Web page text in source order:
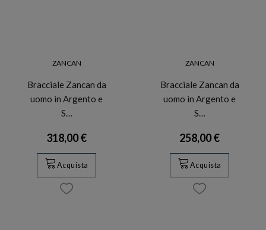
ZANCAN
Bracciale Zancan da
uomo in Argento e
S…
318,00 €
Acquista
ZANCAN
Bracciale Zancan da
uomo in Argento e
S…
258,00 €
Acquista